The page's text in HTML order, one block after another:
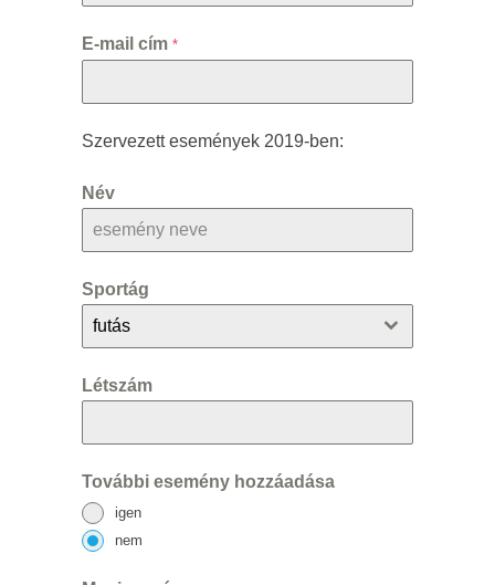
E-mail cím *
Szervezett események 2019-ben:
Név
Sportág
futás
Létszám
További esemény hozzáadása
igen
nem